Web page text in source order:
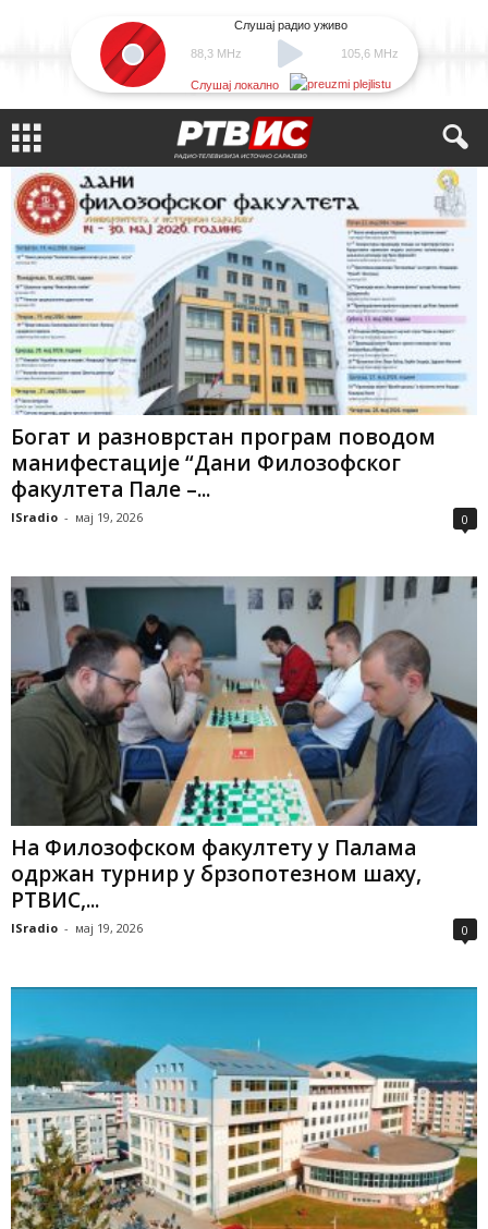
88,3 MHz
Слушај радио уживо
105,6 MHz
Слушај локално
Богат и разноврстан програм поводом
манифестације “Дани Филозофског
факултета Пале –...
ISradio - мај 19, 2026 0
На Филозофском факултету у Палама
одржан турнир у брзопотезном шаху,
РТВИС,...
ISradio - мај 19, 2026 0